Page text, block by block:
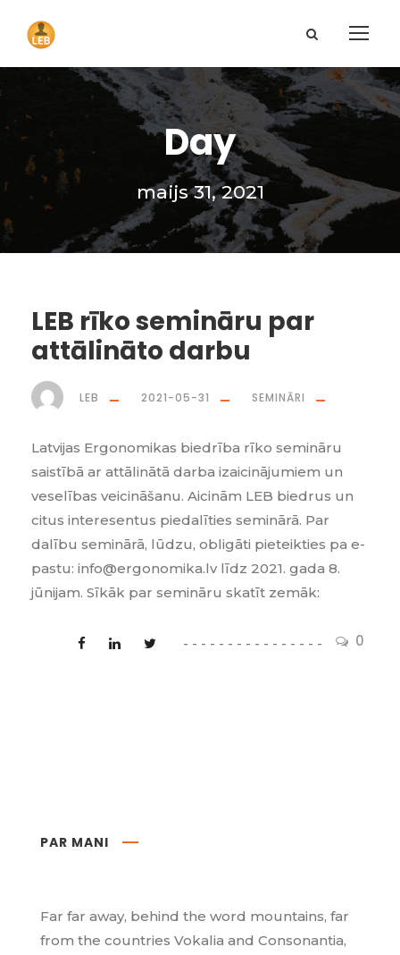
Day
maijs 31, 2021
LEB rīko semināru par
attālināto darbu
0
LEB 2021-05-31 SEMINĀRI
Latvijas Ergonomikas biedrība rīko semināru
saistībā ar attālinātā darba izaicinājumiem un
veselības veicināšanu. Aicinām LEB biedrus un
citus interesentus piedalīties seminārā. Par
dalību seminārā, lūdzu, obligāti pieteikties pa e-
pastu: info@ergonomika.lv līdz 2021. gada 8.
jūnijam. Sīkāk par semināru skatīt zemāk:
PAR MANI
Far far away, behind the word mountains, far
from the countries Vokalia and Consonantia,